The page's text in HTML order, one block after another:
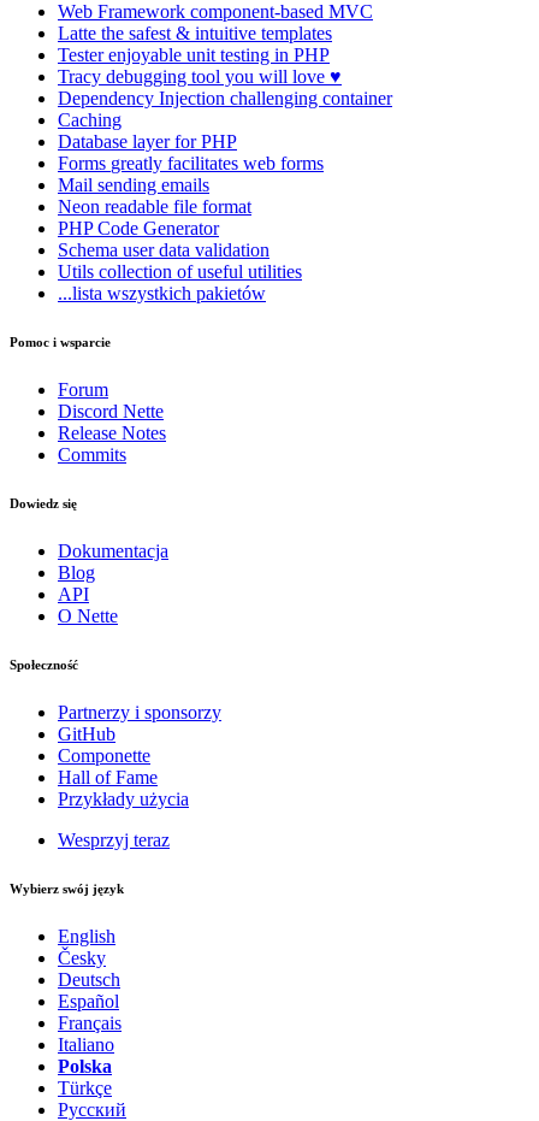
Web Framework component-based MVC
Latte the safest & intuitive templates
Testerenjoyable unit testing in PHP
Tracy debugging tool you will love ♥
Dependency Injection challenging container
Caching
Database layer for PHP
Forms greatly facilitates web forms
Mail sending emails
Neon readable file format
PHP Code Generator
Schema user data validation
Utils collection of useful utilities
...lista wszystkich pakietów
Pomoc i wsparcie
Forum
Discord Nette
Release Notes
Commits
Dowiedz się
Dokumentacja
Blog
API
O Nette
Społeczność
Partnerzy i sponsorzy
GitHub
Componette
Hall of Fame
Przykłady użycia
Wesprzyj teraz
Wybierz swój język
English
Česky
Deutsch
Español
Français
Italiano
Polska
Türkçe
Русский